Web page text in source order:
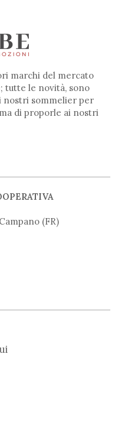
marchi del mercato
tutte le novità, sono
nostri sommelier per
di proporle ai nostri
(FR)